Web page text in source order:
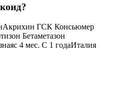
ГСК Консьюмер
Бетаметазон
4 мес. С 1 годаИталия